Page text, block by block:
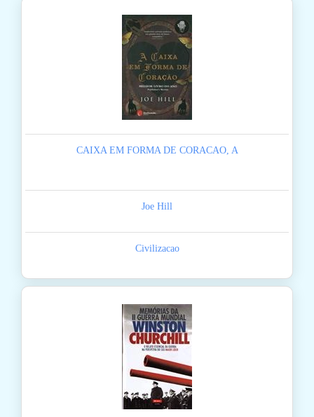
CAIXA EM FORMA DE CORACAO, A
Joe Hill
Civilizacao